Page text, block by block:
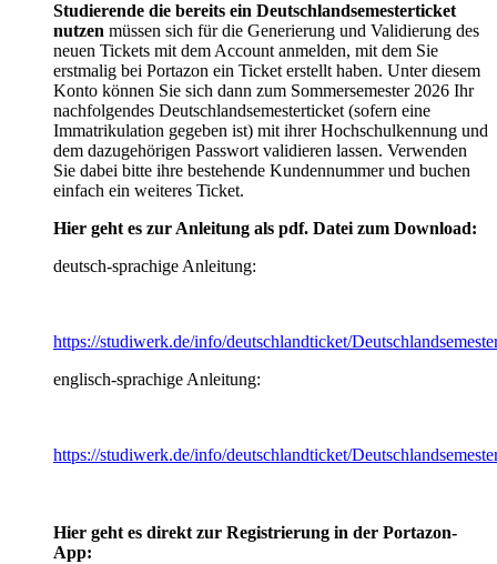
Studierende die bereits ein Deutschlandsemesterticket
nutzen müssen sich für die Generierung und Validierung des
neuen Tickets mit dem Account anmelden, mit dem Sie
erstmalig bei Portazon ein Ticket erstellt haben. Unter diesem
Konto können Sie sich dann zum Sommersemester 2026 Ihr
nachfolgendes Deutschlandsemesterticket (sofern eine
Immatrikulation gegeben ist) mit ihrer Hochschulkennung und
dem dazugehörigen Passwort validieren lassen. Verwenden
Sie dabei bitte ihre bestehende Kundennummer und buchen
einfach ein weiteres Ticket.
Hier geht es zur Anleitung als pdf. Datei zum Download:
deutsch-sprachige Anleitung:
https://studiwerk.de/info/deutschlandticket/
englisch-sprachige Anleitung:
https://studiwerk.de/info/deutschlandticket/
Hier geht es direkt zur Registrierung in der Portazon-
App: